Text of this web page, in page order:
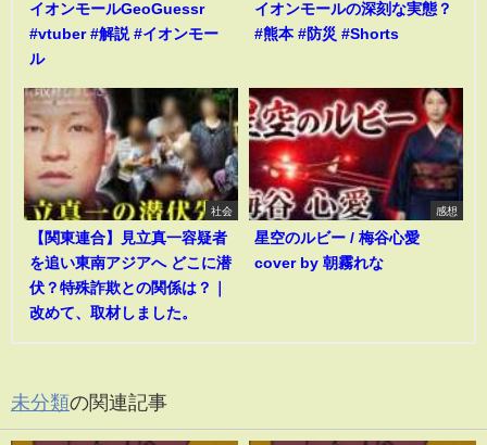
イオンモールGeoGuessr
#vtuber #解説 #イオンモー
ル
イオンモールの深刻な実態？
#熊本 #防災 #Shorts
社会
【関東連合】見立真一容疑者
を追い東南アジアへ どこに潜
伏？特殊詐欺との関係は？｜
改めて、取材しました。
感想
星空のルビー / 梅谷心愛
cover by 朝霧れな
未分類の関連記事